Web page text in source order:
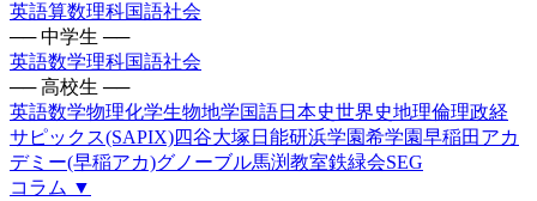
英語算数理科国語社会
── 中学生 ──
英語数学理科国語社会
── 高校生 ──
英語数学物理化学生物地学国語日本史世界史地理倫理政経
サピックス(SAPIX)四谷大塚 日能研浜学園希学園早稲田アカ
デミー(早稲アカ)グノーブル馬渕教室鉄緑会SEG
コラム ▼